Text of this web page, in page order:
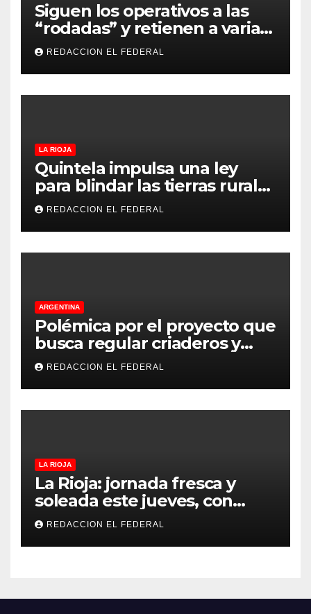
Siguen los operativos a las
“rodadas” y retienen a varias
motocicletas
REDACCION EL FEDERAL
LA RIOJA
Quintela impulsa una ley
para blindar las tierras rurales
de La Rioja: cuáles son los
principales puntos
REDACCION EL FEDERAL
ARGENTINA
Polémica por el proyecto que
busca regular criaderos y
refugios de perros y gatos:
denuncian excesos, mientras
proteccionistas reclaman
controles más duros
REDACCION EL FEDERAL
LA RIOJA
La Rioja: jornada fresca y
soleada este jueves, con
temperaturas estables para
el viernes
REDACCION EL FEDERAL